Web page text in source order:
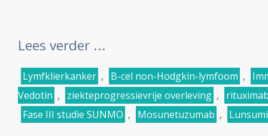
Lees verder ...
Lymfklierkanker , B-cel non-Hodgkin-lymfoom ,
Vedotin , ziekteprogressievrije overleving ,
Fase III studie SUNMO , Mosunetuzumab ,